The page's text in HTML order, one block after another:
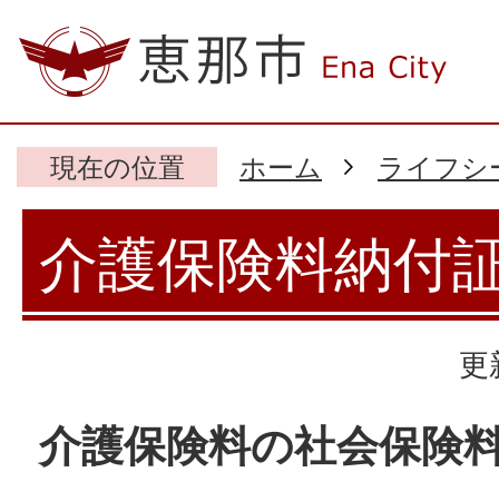
現在の位置 ホーム ライフシ
介護保険料納付
更
介護保険料の社会保険